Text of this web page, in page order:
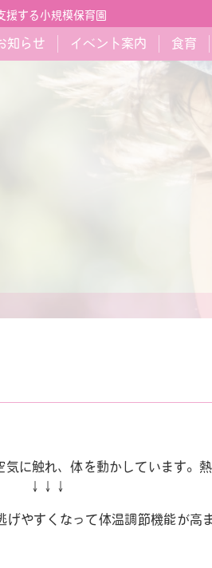
援する小規模保育園
知らせ イベント案内 食育
に触れ、体を動かしています。
です。 ↓↓↓
げやすくなって体温調節機能が高